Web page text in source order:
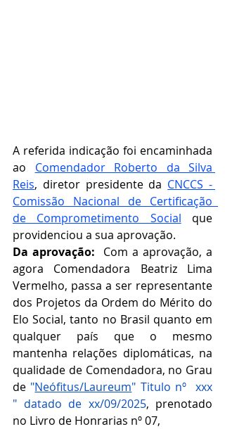
A referida indicação foi encaminhada
ao Comendador Roberto da Silva
Reis, diretor presidente da CNCCS -
Comissão Nacional de Certificação
de Comprometimento Social
que
providenciou a sua aprovação.
Da aprovação: Com a aprovação, a
agora Comendadora Beatriz Lima
Vermelho, passa a ser representante
dos Projetos da Ordem do Mérito do
Elo Social, tanto no Brasil quanto em
qualquer país que o mesmo
mantenha relações diplomáticas, na
qualidade de Comendadora, no Grau
de "Neófitus/Laureum" Titulo nº  xxx
" datado de xx/09/2025, prenotado
no Livro de Honrarias nº 07,